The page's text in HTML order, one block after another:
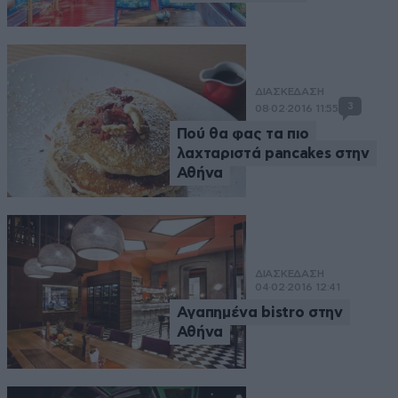
ΔΙΑΣΚΕΔΑΣΗ
08·02·2016 11:55
3
Πού θα φας τα πιο
λαχταριστά pancakes στην
Αθήνα
ΔΙΑΣΚΕΔΑΣΗ
04·02·2016 12:41
Αγαπημένα bistro στην
Αθήνα